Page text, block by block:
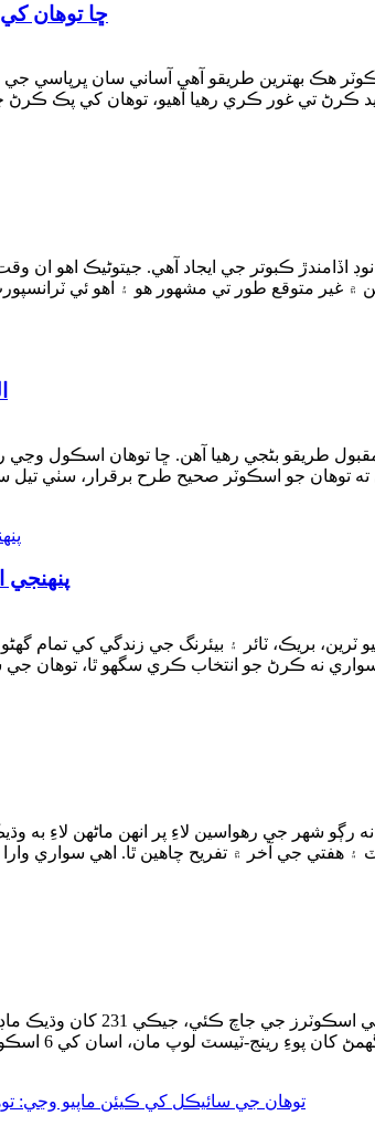
ڇا توهان
هڪ بهترين طريقو آهي آساني سان ڀرپاسي
طريقو بڻجي رهيا آهن. ڇا توهان اسڪول
بريڪ، ٽائر ۽ بيئرنگ جي زندگي کي تمام گهڻو
شهر جي رهواسين لاءِ پر انهن ماڻهن لاءِ به